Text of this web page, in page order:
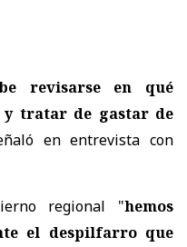
revisarse en qué
y tratar de gastar de
en entrevista con
regional "hemos
el despilfarro que